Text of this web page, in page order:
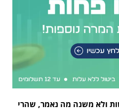
ולא משנה מה נאמר, שהרי